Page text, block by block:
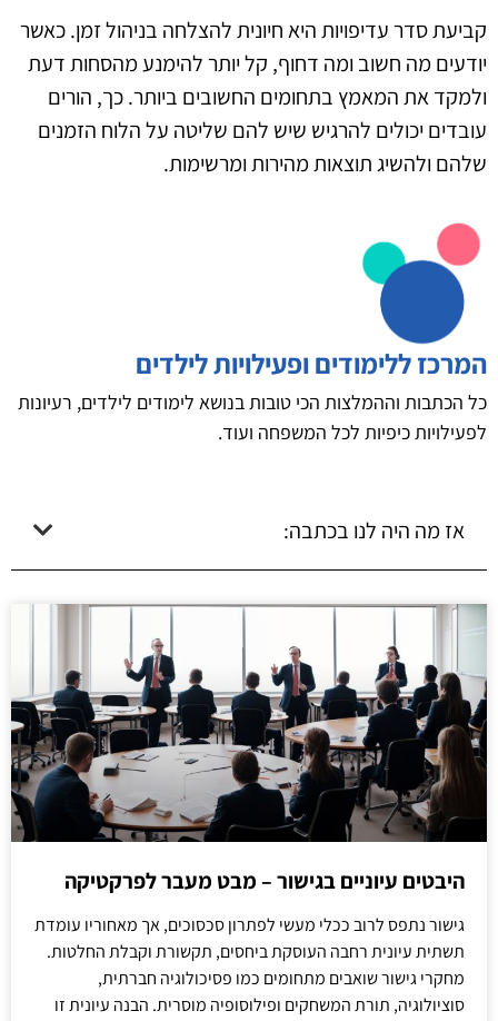
קביעת סדר עדיפויות היא חיונית להצלחה בניהול זמן. כאשר
יודעים מה חשוב ומה דחוף, קל יותר להימנע מהסחות דעת
ולמקד את המאמץ בתחומים החשובים ביותר. כך, הורים
עובדים יכולים להרגיש שיש להם שליטה על הלוח הזמנים
שלהם ולהשיג תוצאות מהירות ומרשימות.
המרכז ללימודים ופעילויות לילדים
כל הכתבות וההמלצות הכי טובות בנושא לימודים לילדים, רעיונות
לפעילויות כיפיות לכל המשפחה ועוד.
אז מה היה לנו בכתבה:
היבטים עיוניים בגישור – מבט מעבר לפרקטיקה
גישור נתפס לרוב ככלי מעשי לפתרון סכסוכים, אך מאחוריו עומדת
תשתית עיונית רחבה העוסקת ביחסים, תקשורת וקבלת החלטות.
מחקרי גישור שואבים מתחומים כמו פסיכולוגיה חברתית,
סוציולוגיה, תורת המשחקים ופילוסופיה מוסרית. הבנה עיונית זו